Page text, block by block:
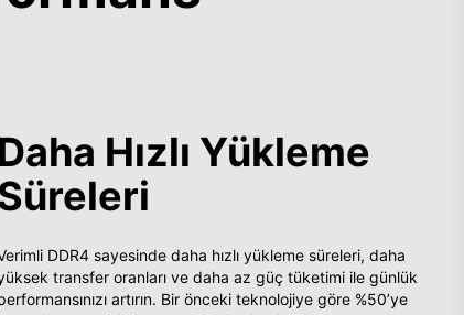
Daha Hızlı Yükleme
DDR4 sayesinde daha hızlı yükleme süreleri, daha
transfer oranları ve daha az güç tüketimi ile günlük
artırın. Bir önceki teknolojiye göre %50’ye